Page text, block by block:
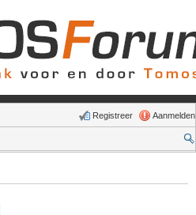
Aanmelden
Registreer